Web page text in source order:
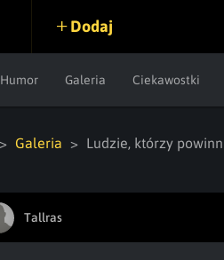
Dodaj
Humor Galeria Ciekawostki
Galeria Ludzie, którzy
Tallras